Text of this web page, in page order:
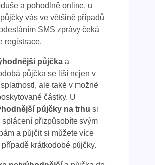
a pohodlně online, u
vás ve většině případů
SMS zprávy čeká
registrace.
půjčkaa
půjčka se liší nejen v
ale také v možné
částky. U
půjčky na trhu si
splácení přizpůsobíte svým
a půjčit si můžete více
případě krátkodobé půjčky.